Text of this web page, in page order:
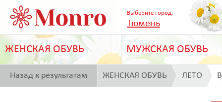
Выберите город:
Тюмень
ЖЕНСКАЯ ОБУВЬ МУЖСКАЯ ОБУВЬ
Назад к результатам ЖЕНСКАЯ ОБУВЬ ЛЕТО